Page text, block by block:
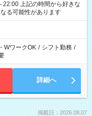
ら好きな
る可能性があります
WワークOK / シフト勤務 /
詳細へ
掲載日：2026.08.07